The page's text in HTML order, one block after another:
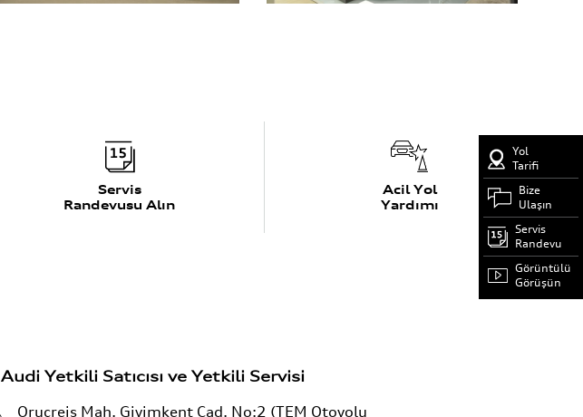
Yol
Tarifi
Bize
Ulaşın
Servis
Randevu
Görüntülü
Görüşün
Servis
Randevusu Alın
Acil Yol
Yardımı
Audi Yetkili Satıcısı ve Yetkili Servisi
Oruçreis Mah. Giyimkent Cad. No:2 (TEM Otoyolu